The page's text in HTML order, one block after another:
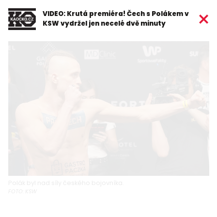
VIDEO: Krutá premiéra! Čech s Polákem v
KSW vydržel jen necelé dvě minuty